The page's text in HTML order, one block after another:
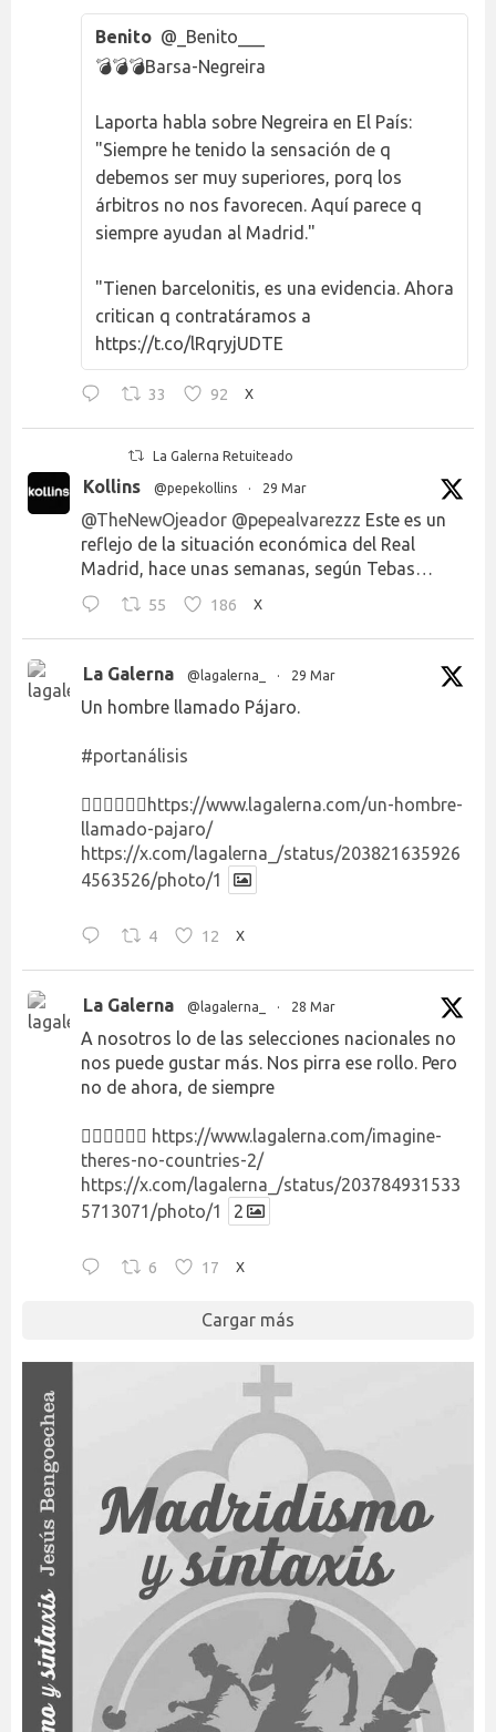
Benito @_Benito___
💣💣💣Barsa-Negreira
Laporta habla sobre Negreira en El País:
"Siempre he tenido la sensación de q
debemos ser muy superiores, porq los
árbitros no nos favorecen. Aquí parece q
siempre ayudan al Madrid."
"Tienen barcelonitis, es una evidencia. Ahora
critican q contratáramos a
https://t.co/lRqryjUDTE
33 92 X
La Galerna Retuiteado
Kollins @pepekollins · 29 Mar
@TheNewOjeador @pepealvarezzz Este es un
reflejo de la situación económica del Real
Madrid, hace unas semanas, según Tebas…
55 186 X
La Galerna @lagalerna_ · 29 Mar
Un hombre llamado Pájaro.
#portanálisis
👉🏻👉🏻👉🏻 https://www.lagalerna.com/un-hombre-
llamado-pajaro/
https://x.com/lagalerna_/status/203821635926
4563526/photo/1
4 12 X
La Galerna @lagalerna_ · 28 Mar
A nosotros lo de las selecciones nacionales no
nos puede gustar más. Nos pirra ese rollo. Pero
no de ahora, de siempre
👉🏻👉🏻👉🏻 https://www.lagalerna.com/imagine-
theres-no-countries-2/
https://x.com/lagalerna_/status/203784931533
5713071/photo/1
2
6 17 X
Cargar más